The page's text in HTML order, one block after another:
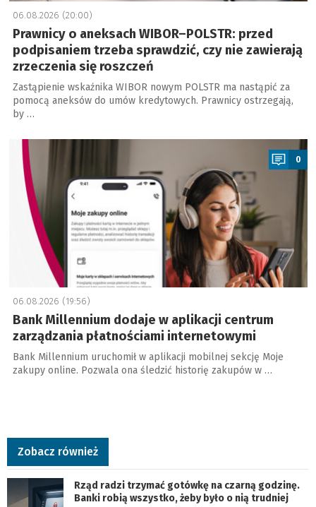
06.08.2026 (20:00)
Prawnicy o aneksach WIBOR–POLSTR: przed
podpisaniem trzeba sprawdzić, czy nie zawierają
zrzeczenia się roszczeń
Zastąpienie wskaźnika WIBOR nowym POLSTR ma nastąpić za
pomocą aneksów do umów kredytowych. Prawnicy ostrzegają,
by …
0
06.08.2026 (19:56)
Bank Millennium dodaje w aplikacji centrum
zarządzania płatnościami internetowymi
Bank Millennium uruchomił w aplikacji mobilnej sekcję Moje
zakupy online. Pozwala ona śledzić historię zakupów w …
Zobacz również
Rząd radzi trzymać gotówkę na czarną godzinę.
Banki robią wszystko, żeby było o nią trudniej